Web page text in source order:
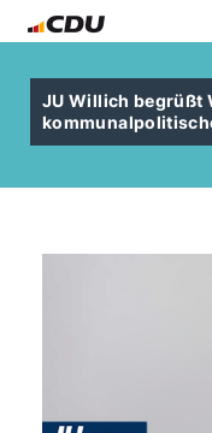
JU Willich begrüßt